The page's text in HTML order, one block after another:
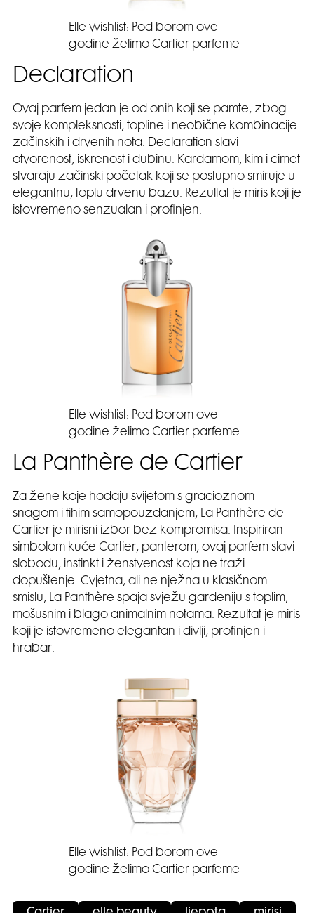
Elle wishlist: Pod borom ove
godine želimo Cartier parfeme
Declaration
Ovaj parfem jedan je od onih koji se pamte, zbog
svoje kompleksnosti, topline i neobične kombinacije
začinskih i drvenih nota. Declaration slavi
otvorenost, iskrenost i dubinu. Kardamom, kim i cimet
stvaraju začinski početak koji se postupno smiruje u
elegantnu, toplu drvenu bazu. Rezultat je miris koji je
istovremeno senzualan i profinjen.
Elle wishlist: Pod borom ove
godine želimo Cartier parfeme
La Panthère de Cartier
Za žene koje hodaju svijetom s gracioznom
snagom i tihim samopouzdanjem, La Panthère de
Cartier je mirisni izbor bez kompromisa. Inspiriran
simbolom kuće Cartier, panterom, ovaj parfem slavi
slobodu, instinkt i ženstvenost koja ne traži
dopuštenje. Cvjetna, ali ne nježna u klasičnom
smislu, La Panthère spaja svježu gardeniju s toplim,
mošusnim i blago animalnim notama. Rezultat je miris
koji je istovremeno elegantan i divlji, profinjen i
hrabar.
Elle wishlist: Pod borom ove
godine želimo Cartier parfeme